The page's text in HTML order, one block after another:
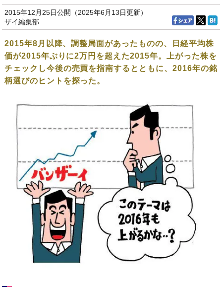
2015年12月25日公開（2025年6月13日更新）
ザイ編集部
2015年8月以降、調整局面があったものの、日経平均株
価が2015年ぶりに2万円を超えた2015年。上がった株を
チェックし今後の売買を指南するとともに、2016年の銘
柄選びのヒントを探った。